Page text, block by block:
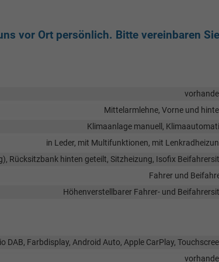
vor Ort persönlich. Bitte vereinbaren Sie
Mittelarmlehne, Vorne und
Klimaanlage manuell,
in Leder, mit Multifunktionen, mit
Rücksitzbank hinten geteilt, Sitzheizung, Isofix
Fahrer und
Höhenverstellbarer Fahrer- und
DAB, Farbdisplay, Android Auto, Apple CarPlay,